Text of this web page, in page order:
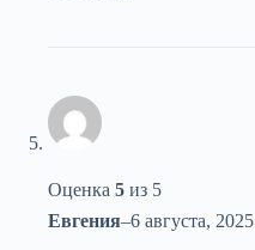
Оценка 5 из 5
Евгения–6 августа, 2025